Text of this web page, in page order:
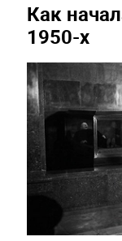
Как
1950-х